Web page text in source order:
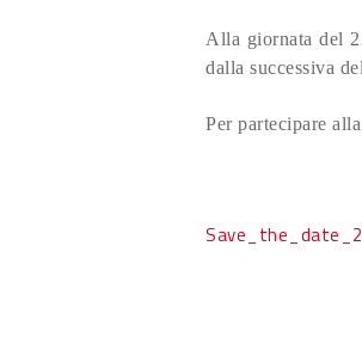
Alla giornata del
dalla successiva
Per partecipare